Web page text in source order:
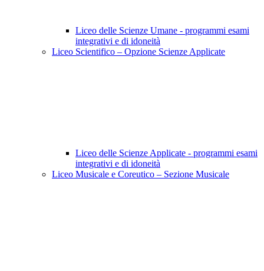
Liceo delle Scienze Umane - programmi esami
integrativi e di idoneità
Liceo Scientifico – Opzione Scienze Applicate
Liceo delle Scienze Applicate - programmi esami
integrativi e di idoneità
Liceo Musicale e Coreutico – Sezione Musicale